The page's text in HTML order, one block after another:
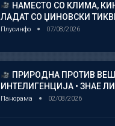
НАМЕСТО СО КЛИМА,
ЛАДАТ СО ЏИНОВСКИ
Плусинфо 07/08/2026
ПРИРОДНА ПРОТИВ
ИНТЕЛИГЕНЦИЈА • ЗНАЕ
Панорама 02/08/2026